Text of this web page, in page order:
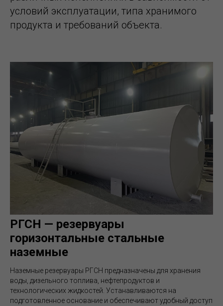
условий эксплуатации, типа хранимого
продукта и требований объекта.
РГСН — резервуары
горизонтальные стальные
наземные
Наземные резервуары РГСН предназначены для хранения
воды, дизельного топлива, нефтепродуктов и
технологических жидкостей. Устанавливаются на
подготовленное основание и обеспечивают удобный доступ